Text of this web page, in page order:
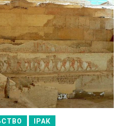
ІРАК